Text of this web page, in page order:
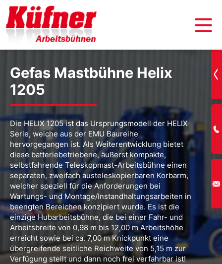
Gefas Mastbühne Helix
1205
Die HELIX 1205 ist das Ursprungsmodell der HELIX
Serie, welche aus der EMU Baureihe
hervorgegangen ist. Als Weiterentwicklung bietet
diese batteriebetriebene, äußerst kompakte,
selbstfahrende Teleskopmast-Arbeitsbühne einen
separaten, zweifach austeleskopierbaren Korbarm,
welcher speziell für die Anforderungen bei
Wartungs- und Montage­/Instandhaltungsarbeiten in
beengten Bereichen konzipiert wurde. Es ist die
einzige Hubarbeitsbühne, die bei einer Fahr- und
Arbeitsbreite von 0,98 m bis 12,00 m Arbeitshöhe
erreicht sowie bei ca. 7,00 m Knickpunkt eine
übergreifende seitliche Reichweite von 5,15 m zur
Verfügung stellt und dann noch frei verfahrbar ist!